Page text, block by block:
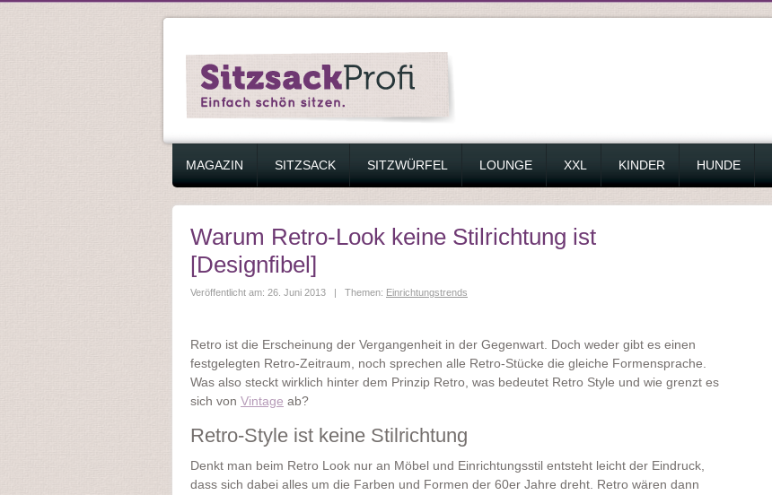
ZUM INHALT SPRINGEN
MAGAZIN SITZSACK SITZWÜRFEL LOUNGE XXL KINDER HUNDE
Warum Retro-Look keine Stilrichtung ist
[Designfibel]
Veröffentlicht am: 26. Juni 2013 | Themen: Einrichtungstrends
Retro ist die Erscheinung der Vergangenheit in der Gegenwart. Doch weder gibt es einen
festgelegten Retro-Zeitraum, noch sprechen alle Retro-Stücke die gleiche Formensprache.
Was also steckt wirklich hinter dem Prinzip Retro, was bedeutet Retro Style und wie grenzt es
sich von Vintage ab?
Retro-Style ist keine Stilrichtung
Denkt man beim Retro Look nur an Möbel und Einrichtungsstil entsteht leicht der Eindruck,
dass sich dabei alles um die Farben und Formen der 60er Jahre dreht. Retro wären dann